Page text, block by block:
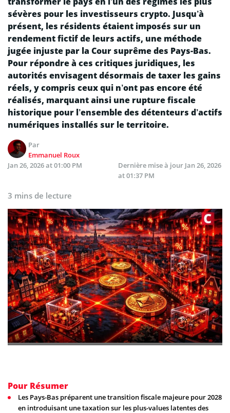
sévères pour les investisseurs crypto. Jusqu’à
présent, les résidents étaient imposés sur un
rendement fictif de leurs actifs, une méthode
jugée injuste par la Cour suprême des Pays-Bas.
Pour répondre à ces critiques juridiques, les
autorités envisagent désormais de taxer les gains
réels, y compris ceux qui n’ont pas encore été
réalisés, marquant ainsi une rupture fiscale
historique pour l’ensemble des détenteurs d’actifs
numériques installés sur le territoire.
Par
Emmanuel Roux
Jan 26, 2026 at 01:00 PM
Dernière mise à jour Jan 26, 2026
at 01:37 PM
3 mins de lecture
Pour Résumer
Les Pays-Bas préparent une transition fiscale majeure pour 2028
en introduisant une taxation sur les plus-values latentes des